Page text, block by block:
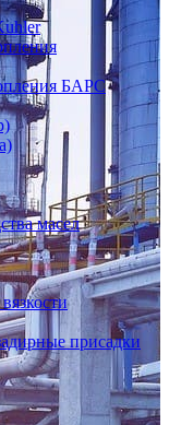
БАРС
масел
присадки